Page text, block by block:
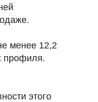
менее 12,2
профиля.
этого